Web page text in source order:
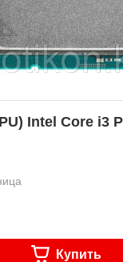
Intel Core i3
Купить